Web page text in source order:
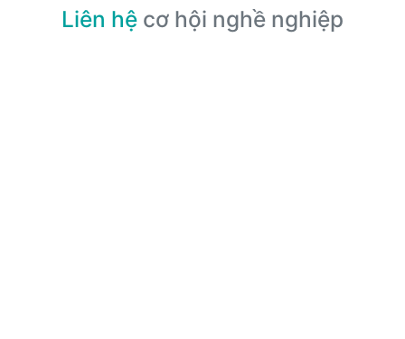
Liên hệ cơ hội nghề nghiệp